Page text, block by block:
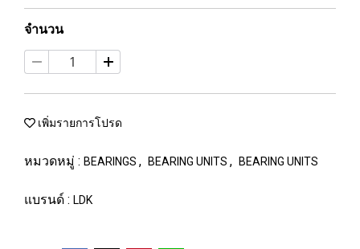
จำนวน
เพิ่มรายการโปรด
หมวดหมู่ : BEARINGS , BEARING UNITS , BEARING UNITS
แบรนด์ : LDK